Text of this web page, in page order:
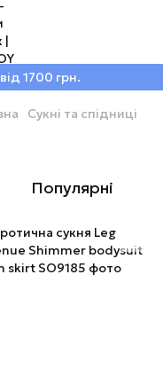
1700 грн.
Сукні та спідниці
Популярні